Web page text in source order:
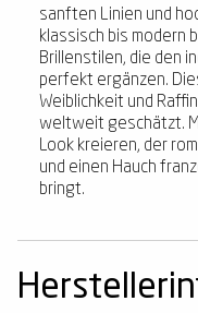
sanften Linien und
klassisch bis modern
Brillenstilen, die den
perfekt ergänzen.
Weiblichkeit und
weltweit geschätzt.
Look kreieren, der
und einen Hauch
bringt.